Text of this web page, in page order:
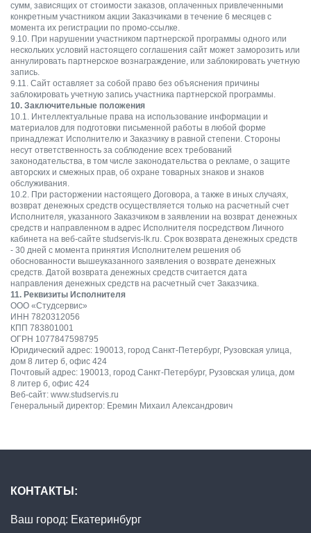
сумм, зависящих от стоимости заказов, оплаченных привлеченными
конкретным участником акции Заказчиками в течение 6 месяцев с
момента их регистрации по промо-ссылке.
9.10. При нарушении участником партнерской программы одного или
нескольких условий настоящего соглашения сайт может заморозить или
аннулировать партнерское вознаграждение, или заблокировать учетную
запись.
9.11. Сайт оставляет за собой право без объяснения причины
заблокировать учетную запись участника партнерской программы.
10. Заключительные положения
10.1. Интеллектуальные права на использование информации и
материалов для подготовки письменной работы в любой форме
принадлежат Исполнителю и Заказчику в равной степени. Стороны
несут ответственность за соблюдение всех требований
законодательства, в том числе законодательства о рекламе, о защите
авторских и смежных прав, об охране товарных знаков и знаков
обслуживания.
10.2. При расторжении настоящего Договора, а также в иных случаях,
возврат денежных средств осуществляется только на расчетный счет
Исполнителя, указанного Заказчиком в заявлении на возврат денежных
средств и направленном в адрес Исполнителя посредством Личного
кабинета на веб-сайте studservis-lk.ru. Срок возврата денежных средств
- 30 дней с момента принятия Исполнителем решения об
обоснованности вышеуказанного заявления о возврате денежных
средств. Датой возврата денежных средств считается дата
направления денежных средств на расчетный счет Заказчика.
11. Реквизиты Исполнителя
ООО «Студсервис»
ИНН 7820312056
КПП 783801001
ОГРН 1077847598795
Юридический адрес: 190013, город Санкт-Петербург, Рузовская улица,
дом 8 литер б, офис 424
Почтовый адрес: 190013, город Санкт-Петербург, Рузовская улица, дом
8 литер б, офис 424
Веб-сайт: www.studservis.ru
Генеральный директор: Еремин Михаил Александрович
КОНТАКТЫ:
Ваш город: Екатеринбург